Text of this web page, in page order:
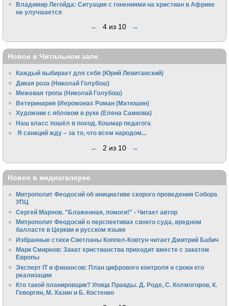
Владимир Легойда: Ситуация с гонениями на христиан в Африке
не улучшается
← 4 из 10 →
Новое в Читальном зале
Каждый выбирает для себя (Юрий Левитанский)
Дикая роза (Николай Голубош)
Межевая тропа (Николай Голубош)
Ветеринария (Иеромонах Роман (Матюшин)
Художник с яблоком в руке (Елена Самкова)
Наш класс пошёл в поход. Кошмар педагога
Я санкций жду – за то, что всем народом...
← 2 из 10 →
Новое в медиагалерее
Митрополит Феодосий об инициативе скорого проведения Собора
УПЦ
Сергей Марнов. "Блаженная, помоги!" - Читает автор
Митрополит Феодосий о перспективах своего суда, вредном
балласте в Церкви и русском языке
Избранные стихи Светланы Коппел-Ковтун читает Дмитрий Бабич
Марк Смирнов: Закат христианства приходит вместе с закатом
Европы
Эксперт IT и финансов: План цифрового контроля и сроки его
реализации
Кто такой планировщик? Улица Правды. Д. Роде, С. Колмогоров, К.
Геворгян, М. Хазин и Б. Костенко